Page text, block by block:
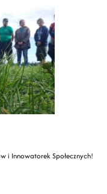
i Innowatorek Społecznych!